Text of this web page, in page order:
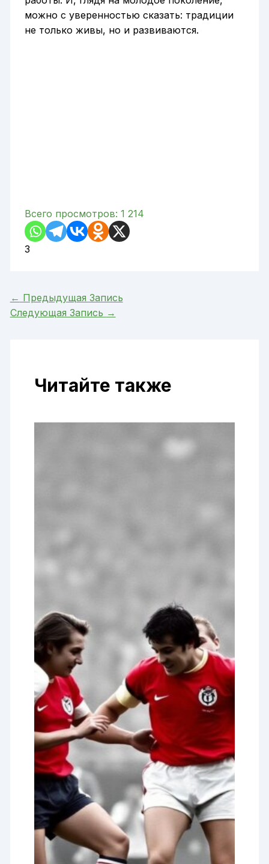
можно с уверенностью сказать: традиции
не только живы, но и развиваются.
Всего просмотров: 1 214
3
← Предыдущая Запись
Следующая Запись →
Читайте также